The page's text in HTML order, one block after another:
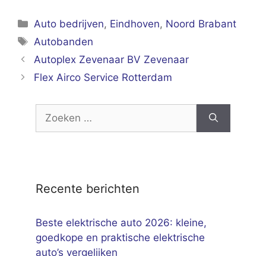
Categorieën
Auto bedrijven, Eindhoven, Noord Brabant
Tags
Autobanden
Autoplex Zevenaar BV Zevenaar
Flex Airco Service Rotterdam
naar:
Recente berichten
Beste elektrische auto 2026: kleine,
goedkope en praktische elektrische
auto’s vergelijken